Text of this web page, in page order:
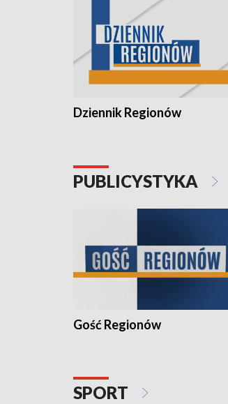
Dziennik Regionów
PUBLICYSTYKA
Gość Regionów
SPORT